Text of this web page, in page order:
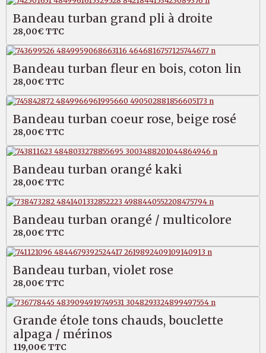
Bandeau turban grand pli à droite
28,00€ TTC
Bandeau turban fleur en bois, coton lin
28,00€ TTC
Bandeau turban coeur rose, beige rosé
28,00€ TTC
Bandeau turban orangé kaki
28,00€ TTC
Bandeau turban orangé / multicolore
28,00€ TTC
Bandeau turban, violet rose
28,00€ TTC
Grande étole tons chauds, bouclette
alpaga / mérinos
119,00€ TTC